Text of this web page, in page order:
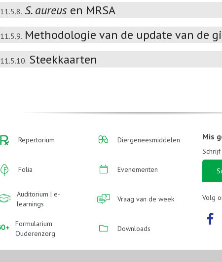
11.5.8. S. aureus en MRSA
11.5.9. Methodologie van de update van de
11.5.10. Steekkaarten
Repertorium
Folia
Auditorium | e-
learnings
Formularium
Ouderenzorg
Diergeneesmiddelen
Evenementen
Vraag van de week
Downloads
Mis
Volg